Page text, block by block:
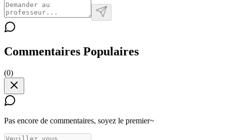
Commentaires Populaires
(0)
Pas encore de commentaires, soyez le premier~